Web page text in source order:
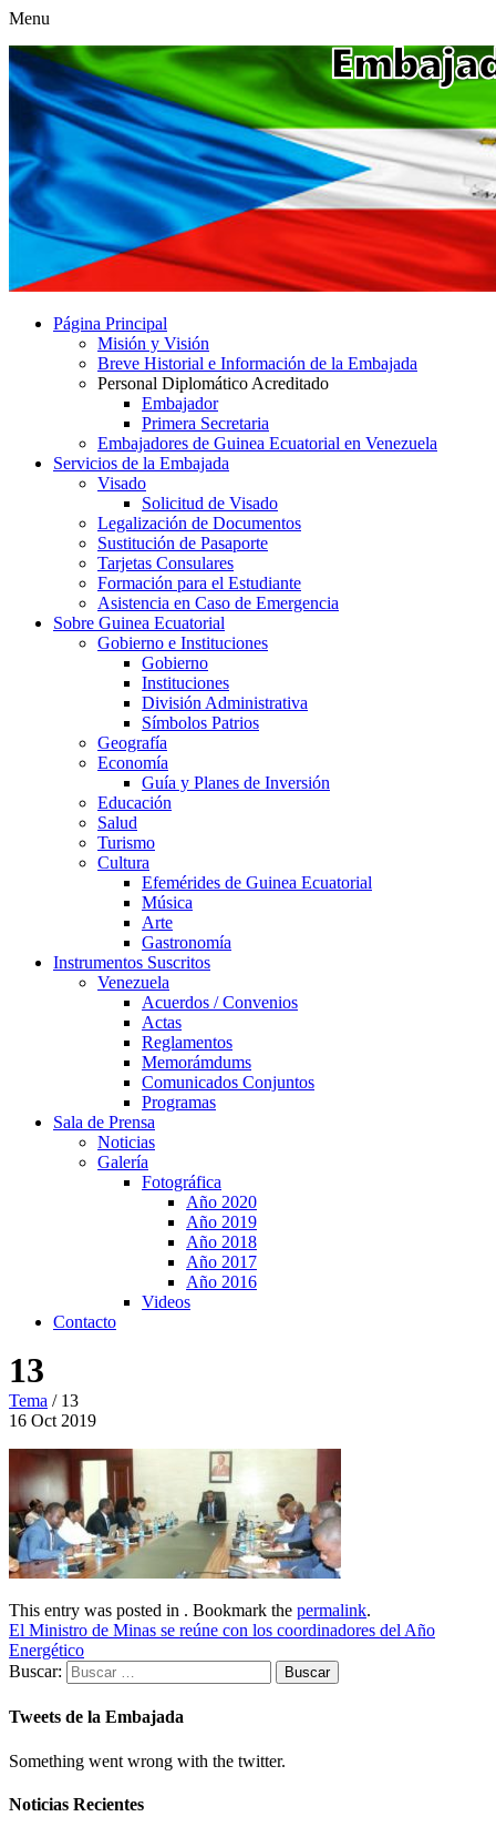
Menu
Página Principal
Misión y Visión
Breve Historial e Información de la Embajada
Personal Diplomático Acreditado
Embajador
Primera Secretaria
Embajadores de Guinea Ecuatorial en Venezuela
Servicios de la Embajada
Visado
Solicitud de Visado
Legalización de Documentos
Sustitución de Pasaporte
Tarjetas Consulares
Formación para el Estudiante
Asistencia en Caso de Emergencia
Sobre Guinea Ecuatorial
Gobierno e Instituciones
Gobierno
Instituciones
División Administrativa
Símbolos Patrios
Geografía
Economía
Guía y Planes de Inversión
Educación
Salud
Turismo
Cultura
Efemérides de Guinea Ecuatorial
Música
Arte
Gastronomía
Instrumentos Suscritos
Venezuela
Acuerdos / Convenios
Actas
Reglamentos
Memorámdums
Comunicados Conjuntos
Programas
Sala de Prensa
Noticias
Galería
Fotográfica
Año 2020
Año 2019
Año 2018
Año 2017
Año 2016
Videos
Contacto
13
Tema / 13
16 Oct 2019
This entry was posted in . Bookmark the permalink.
El Ministro de Minas se reúne con los coordinadores del Año
Energético
Buscar:
Tweets de la Embajada
Something went wrong with the twitter.
Noticias Recientes